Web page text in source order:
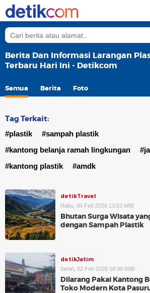
Berita Dan Informasi Larangan
Terbaru Hari Ini - Detikcom
Semua Berita Foto
Tag Terkait:
#plastik
#sampah plastik
#kantong belanja ramah lingkungan
#kantong plastik
#amdk
detikTravel
Rabu, 04 Feb 2026 13:53 WIB
Bhutan Surga Wisata
dengan Sampah Plastik
detikJatim
Senin, 02 Feb 2026 18:30 WIB
Dilarang Pakai Kantong
Toko Modern Kota